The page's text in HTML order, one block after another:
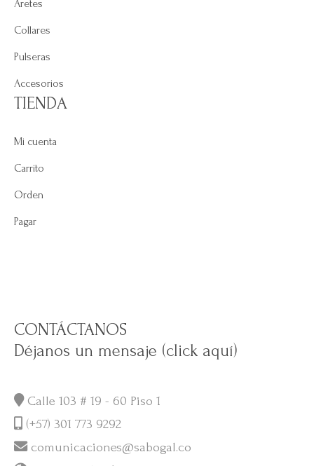
Aretes
Collares
Pulseras
Accesorios
TIENDA
Mi cuenta
Carrito
Orden
Pagar
CONTÁCTANOS
Déjanos un mensaje (click aquí)
Calle 103 # 19 - 60 Piso 1
(+57) 301 773 9292
comunicaciones@sabogal.co